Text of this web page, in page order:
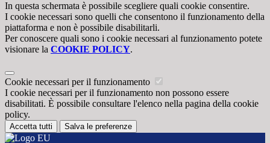
In questa schermata è possibile scegliere quali cookie consentire.
I cookie necessari sono quelli che consentono il funzionamento della
piattaforma e non è possibile disabilitarli.
Per conoscere quali sono i cookie necessari al funzionamento potete
visionare la COOKIE POLICY.
Cookie necessari per il funzionamento
I cookie necessari per il funzionamento non possono essere
disabilitati. È possibile consultare l'elenco nella pagina della cookie
policy.
Accetta tutti Salva le preferenze